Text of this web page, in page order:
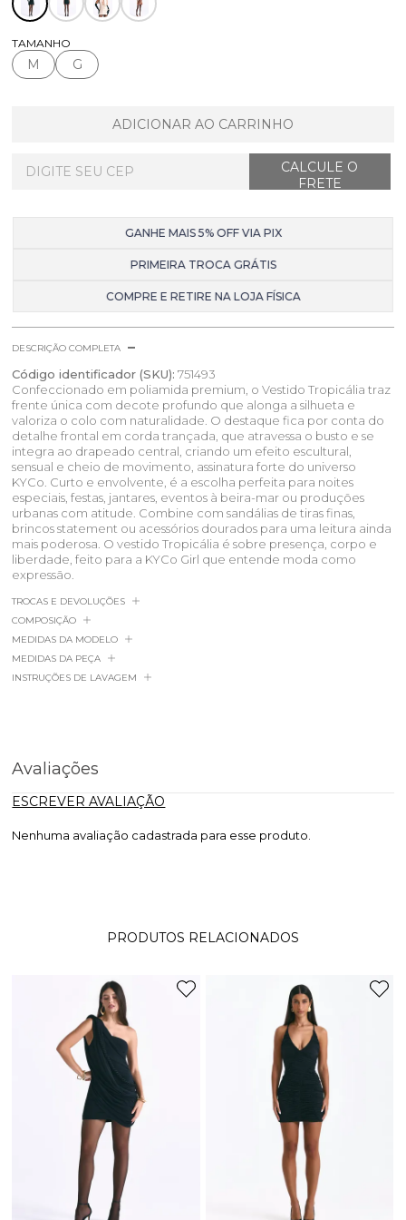
TAMANHO
M G
ADICIONAR AO CARRINHO
GANHE MAIS 5% OFF VIA PIX
PRIMEIRA TROCA GRÁTIS
COMPRE E RETIRE NA LOJA FÍSICA
DESCRIÇÃO COMPLETA
Código identificador (SKU): 751493
Confeccionado em poliamida premium, o Vestido Tropicália traz
frente única com decote profundo que alonga a silhueta e
valoriza o colo com naturalidade. O destaque fica por conta do
detalhe frontal em corda trançada, que atravessa o busto e se
integra ao drapeado central, criando um efeito escultural,
sensual e cheio de movimento, assinatura forte do universo
KYCo. Curto e envolvente, é a escolha perfeita para noites
especiais, festas, jantares, eventos à beira-mar ou produções
urbanas com atitude. Combine com sandálias de tiras finas,
brincos statement ou acessórios dourados para uma leitura ainda
mais poderosa. O vestido Tropicália é sobre presença, corpo e
liberdade, feito para a KYCo Girl que entende moda como
expressão.
TROCAS E DEVOLUÇÕES
MEDIDAS DA PEÇA
INSTRUÇÕES DE LAVAGEM
MEDIDAS DA MODELO
COMPOSIÇÃO
Avaliações
ESCREVER AVALIAÇÃO
Nenhuma avaliação cadastrada para esse produto.
PRODUTOS RELACIONADOS